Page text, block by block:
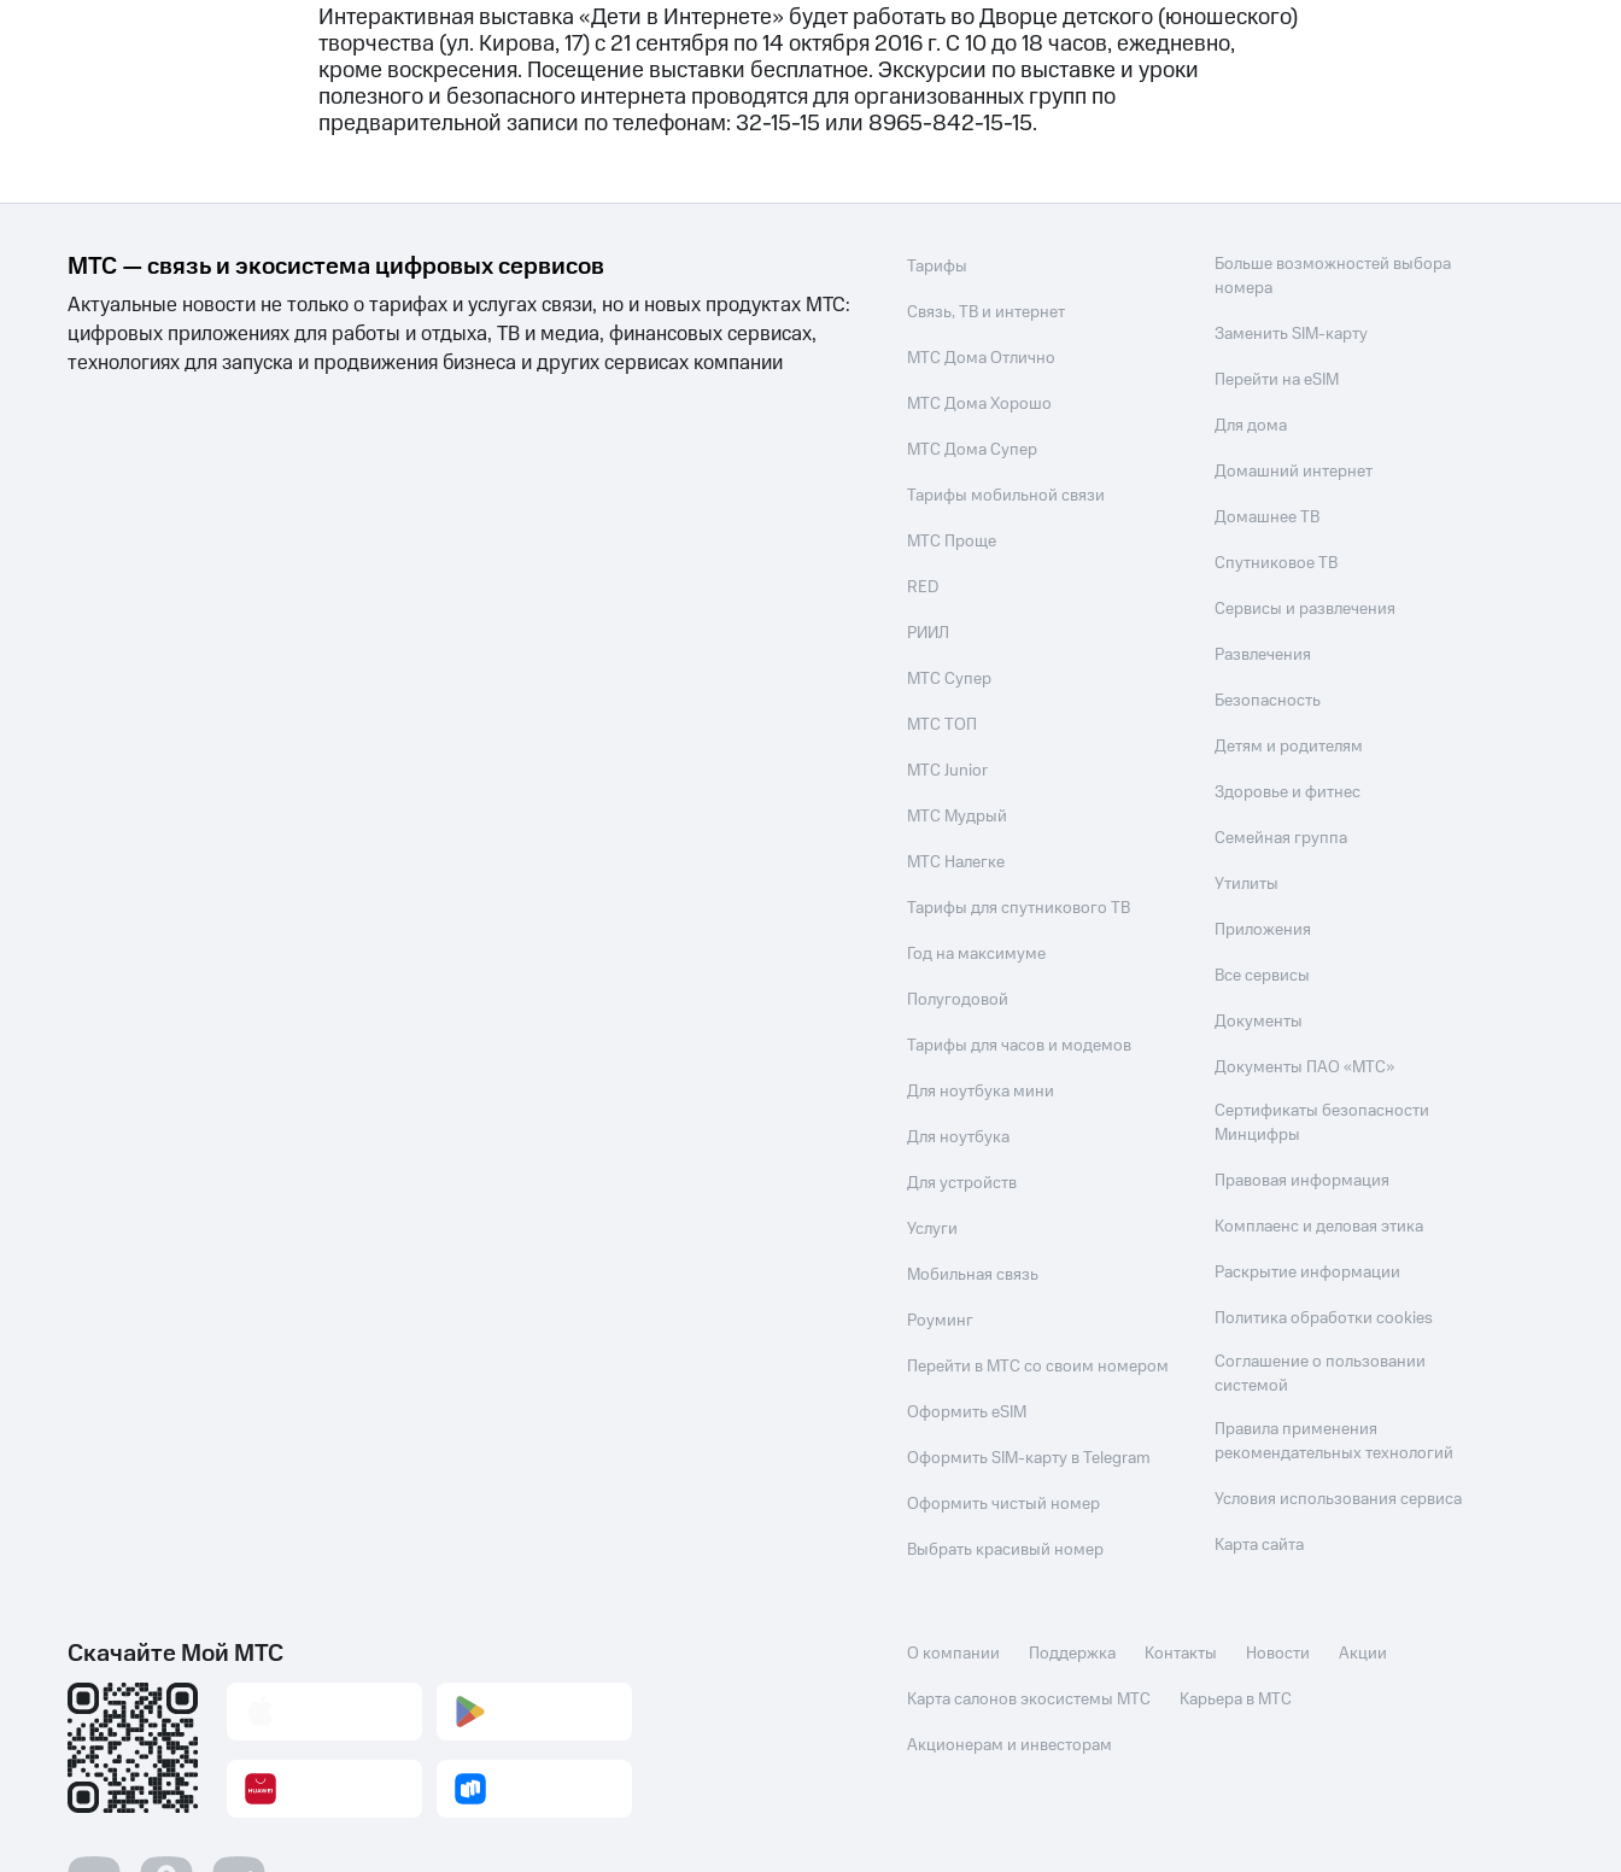
Интерактивная выставка «Дети в Интернете» будет работать во Дворце детского (юношеского)
творчества (ул. Кирова, 17) с 21 сентября по 14 октября 2016 г. С 10 до 18 часов, ежедневно,
кроме воскресения. Посещение выставки бесплатное. Экскурсии по выставке и уроки
полезного и безопасного интернета проводятся для организованных групп по
предварительной записи по телефонам: 32-15-15 или 8965-842-15-15.
МТС — связь и экосистема цифровых сервисов
Актуальные новости не только о тарифах и услугах связи, но и новых продуктах МТС:
цифровых приложениях для работы и отдыха, ТВ и медиа, финансовых сервисах,
технологиях для запуска и продвижения бизнеса и других сервисах компании
Тарифы
Связь, ТВ и интернет
МТС Дома Отлично
МТС Дома Хорошо
МТС Дома Супер
Тарифы мобильной связи
МТС Проще
RED
РИИЛ
МТС Супер
МТС ТОП
МТС Junior
МТС Мудрый
МТС Налегке
Тарифы для спутникового ТВ
Год на максимуме
Полугодовой
Тарифы для часов и модемов
Для ноутбука мини
Для ноутбука
Для устройств
Услуги
Мобильная связь
Роуминг
Перейти в МТС со своим номером
Оформить eSIM
Оформить SIM-карту в Telegram
Оформить чистый номер
Выбрать красивый номер
Больше возможностей выбора
номера
Заменить SIM-карту
Перейти на eSIM
Для дома
Домашний интернет
Домашнее ТВ
Спутниковое ТВ
Сервисы и развлечения
Развлечения
Безопасность
Детям и родителям
Здоровье и фитнес
Семейная группа
Утилиты
Приложения
Все сервисы
Документы
Документы ПАО «МТС»
Сертификаты безопасности
Минцифры
Правовая информация
Комплаенс и деловая этика
Раскрытие информации
Политика обработки cookies
Соглашение о пользовании
системой
Правила применения
рекомендательных технологий
Условия использования сервиса
Карта сайта
Скачайте Мой МТС О компании Поддержка Контакты Новости
Акции
Карта салонов экосистемы МТС
Карьера в МТС
Акционерам и инвесторам